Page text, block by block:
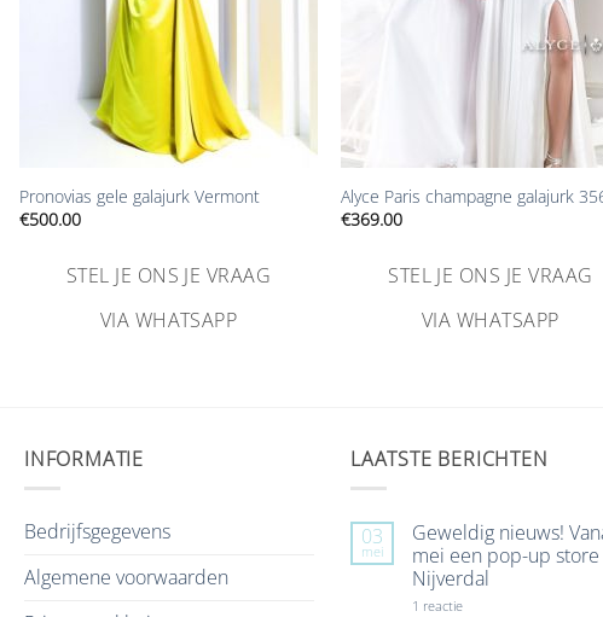
Pronovias gele galajurk Vermont
€500.00
STEL JE ONS JE VRAAG
VIA WHATSAPP
Alyce Paris champagne galajurk
€369.00
STEL JE ONS JE VRAAG
VIA WHATSAPP
INFORMATIE
Bedrijfsgegevens
Algemene voorwaarden
LAATSTE BERICHTEN
03
mei
Geweldig nieuws!
mei een pop-up store
Nijverdal
1 reactieop